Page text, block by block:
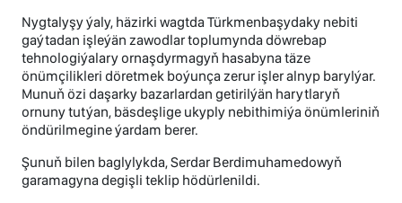
Nygtalyşy ýaly, häzirki wagtda Türkmenbaşydaky nebiti
gaýtadan işleýän zawodlar toplumynda döwrebap
tehnologiýalary ornaşdyrmagyň hasabyna täze
önümçilikleri döretmek boýunça zerur işler alnyp barylýar.
Munuň özi daşarky bazarlardan getirilýän harytlaryň
ornuny tutýan, bäsdeşlige ukyply nebithimiýa önümleriniň
öndürilmegine ýardam berer.
Şunuň bilen baglylykda, Serdar Berdimuhamedowyň
garamagyna degişli teklip hödürlenildi.